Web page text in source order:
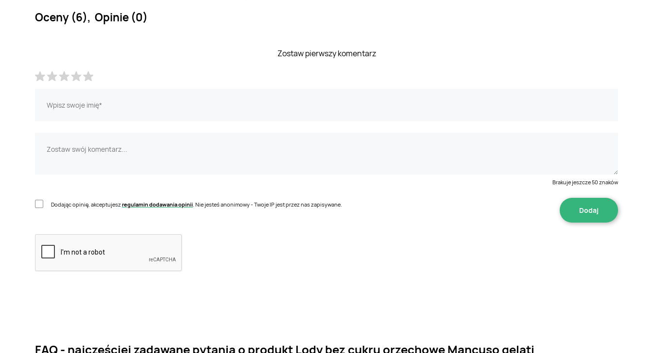
Oceny (6), Opinie (0)
Zostaw pierwszy komentarz
Brakuje jeszcze50 znaków
Dodając opinię, akceptujeszregulamin dodawania opinii. Nie jesteś anonimowy - Twoje IP jest przez nas zapisywane.
FAQ - najczęściej zadawane pytania o produkt Lody bez cukru orzechowe Mancuso gelati